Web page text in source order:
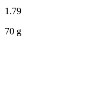
1.79
70 g